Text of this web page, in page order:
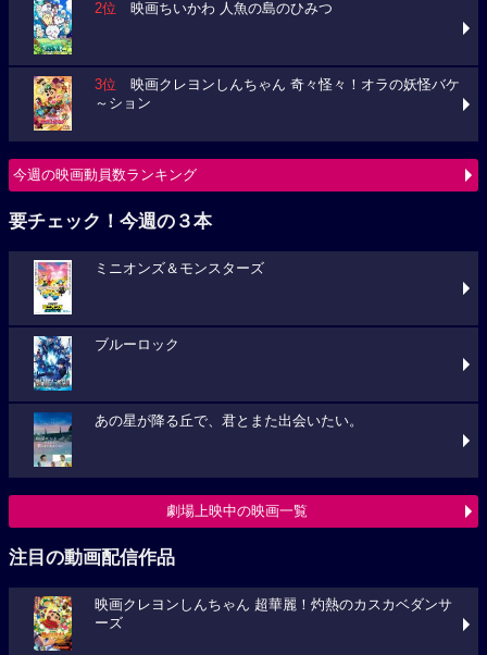
2位 映画ちいかわ 人魚の島のひみつ
3位 映画クレヨンしんちゃん 奇々怪々！オラの妖怪バケ
～ション
今週の映画動員数ランキング
要チェック！今週の３本
ミニオンズ＆モンスターズ
ブルーロック
あの星が降る丘で、君とまた出会いたい。
劇場上映中の映画一覧
注目の動画配信作品
映画クレヨンしんちゃん 超華麗！灼熱のカスカベダンサ
ーズ